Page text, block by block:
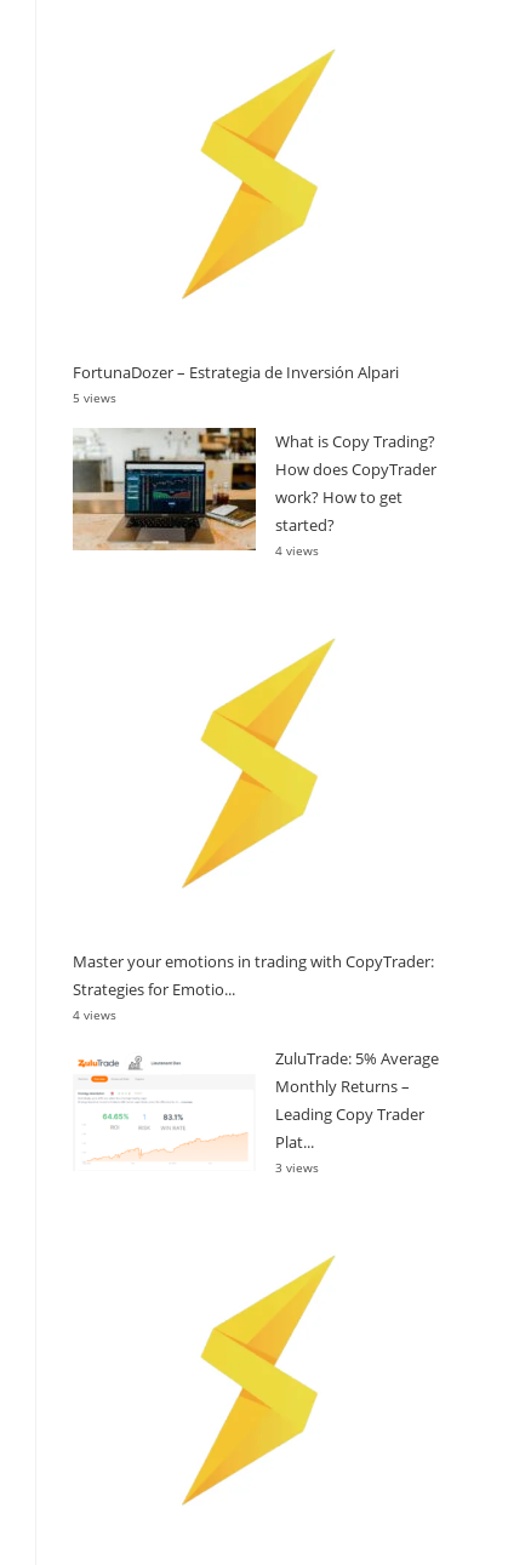
FortunaDozer – Estrategia de Inversión Alpari
5 views
What is Copy Trading?
How does CopyTrader
work? How to get
started?
4 views
Master your emotions in trading with CopyTrader:
Strategies for Emotio...
4 views
ZuluTrade: 5% Average
Monthly Returns –
Leading Copy Trader
Plat...
3 views